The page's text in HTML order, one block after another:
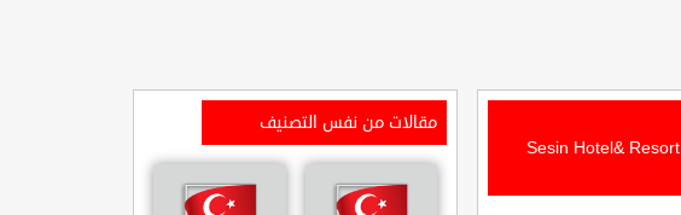
تعرف على منتجع وفندق سيسين في مدينة مارماريس الساحلية Sesin Hotel& Resort
مقالات من نفس التصنيف